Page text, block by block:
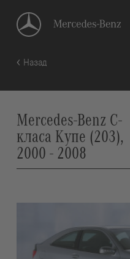
Назад
Mercedes-Benz C-
класа Купе (203),
2000 - 2008